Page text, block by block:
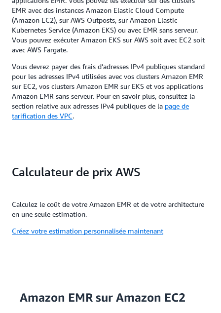
EMR avec des instances Amazon Elastic Cloud Compute
(Amazon EC2), sur AWS Outposts, sur Amazon Elastic
Kubernetes Service (Amazon EKS) ou avec EMR sans serveur.
Vous pouvez exécuter Amazon EKS sur AWS soit avec EC2 soit
avec AWS Fargate.
Vous devrez payer des frais d’adresses IPv4 publiques standard
pour les adresses IPv4 utilisées avec vos clusters Amazon EMR
sur EC2, vos clusters Amazon EMR sur EKS et vos applications
Amazon EMR sans serveur. Pour en savoir plus, consultez la
section relative aux adresses IPv4 publiques de la page de
tarification des VPC.
Calculateur de prix AWS
Calculez le coût de votre Amazon EMR et de votre architecture
en une seule estimation.
Créez votre estimation personnalisée maintenant
Amazon EMR sur Amazon EC2